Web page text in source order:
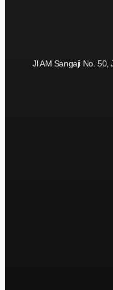
Jl AM Sangaji No. 50,